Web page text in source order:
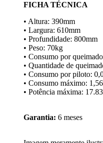
FICHA TÉCNICA
• Altura: 390mm
• Largura: 610mm
• Profundidade: 800mm
• Peso: 70kg
• Consumo por
• Quantidade de
• Consumo por piloto:
• Consumo máximo:
• Potência máxima:
Garantia: 6 meses